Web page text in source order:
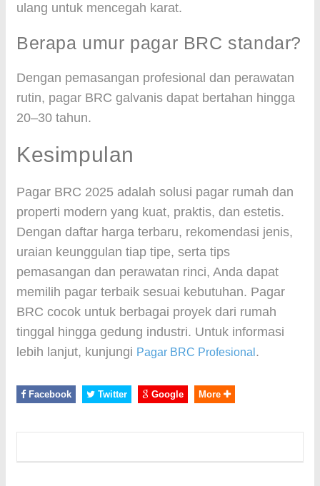
ulang untuk mencegah karat.
Berapa umur pagar BRC standar?
Dengan pemasangan profesional dan perawatan
rutin, pagar BRC galvanis dapat bertahan hingga
20–30 tahun.
Kesimpulan
Pagar BRC 2025 adalah solusi pagar rumah dan
properti modern yang kuat, praktis, dan estetis.
Dengan daftar harga terbaru, rekomendasi jenis,
uraian keunggulan tiap tipe, serta tips
pemasangan dan perawatan rinci, Anda dapat
memilih pagar terbaik sesuai kebutuhan. Pagar
BRC cocok untuk berbagai proyek dari rumah
tinggal hingga gedung industri. Untuk informasi
lebih lanjut, kunjungi Pagar BRC Profesional .
Facebook Twitter Google More